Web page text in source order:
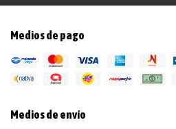
Medios de pago
Medios de envío